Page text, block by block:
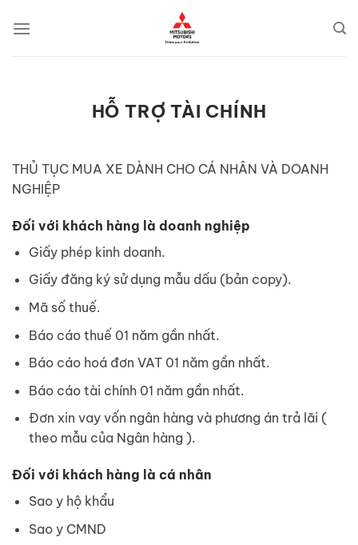
qua
HỖ TRỢ TÀI CHÍNH
THỦ TỤC MUA XE DÀNH CHO CÁ NHÂN VÀ DOANH
NGHIỆP
Đối với khách hàng là doanh nghiệp
Giấy phép kinh doanh.
Giấy đăng ký sử dụng mẫu dấu (bản copy).
Mã số thuế.
Báo cáo thuế 01 năm gần nhất.
Báo cáo hoá đơn VAT 01 năm gần nhất.
Báo cáo tài chính 01 năm gần nhất.
Đơn xin vay vốn ngân hàng và phương án trả lãi (
theo mẫu của Ngân hàng ).
Đối với khách hàng là cá nhân
Sao y hộ khẩu
Sao y CMND